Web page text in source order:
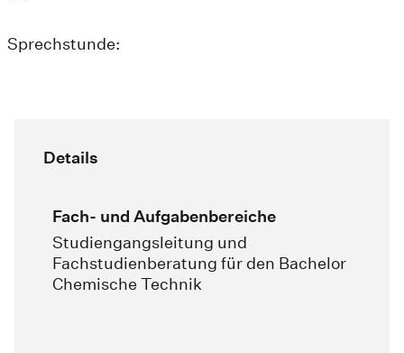
Sprechstunde:
Details
Fach- und Aufgabenbereiche
Studiengangsleitung und
Fachstudienberatung für den Bachelor
Chemische Technik